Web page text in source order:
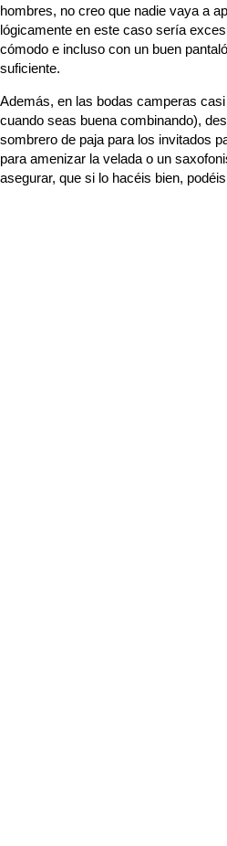
hombres, no creo que nadie vaya a
lógicamente en este caso sería
cómodo e incluso con un buen
suficiente.
Además, en las bodas camperas
cuando seas buena combinando),
sombrero de paja para los invitados
para amenizar la velada o un
asegurar, que si lo hacéis bien,